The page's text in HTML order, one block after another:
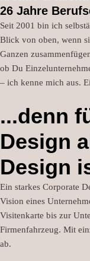
26 Jahre
Seit 2001 bin ich
Blick von oben, wenn
Ganzen
ob Du
– ich kenne mich aus.
...denn
Design
Design
Ein starkes Corporate
Vision eines
Visitenkarte bis zur
Firmenfahrzeug. Mit
ab.